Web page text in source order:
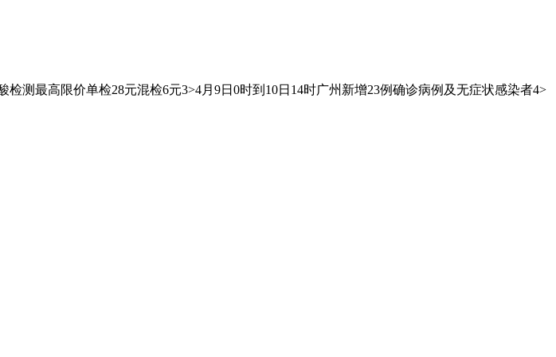
测最高限价单检28元混检6元3˃4月9日0时到10日14时广州新增23例确诊病例及无症状感染者4˃